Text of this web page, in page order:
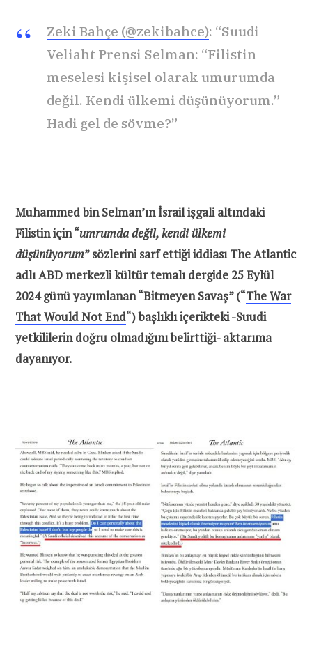
Zeki Bahçe (@zekibahce): “Suudi
Veliaht Prensi Selman: “Filistin
meselesi kişisel olarak umurumda
değil. Kendi ülkemi düşünüyorum.”
Hadi gel de sövme?”
Muhammed bin Selman’ın İsrail işgali altındaki
Filistin için “umrumda değil, kendi ülkemi
düşünüyorum” sözlerini sarf ettiği iddiası The Atlantic
adlı ABD merkezli kültür temalı dergide 25 Eylül
2024 günü yayımlanan “Bitmeyen Savaş” (“The War
That Would Not End“) başlıklı içerikteki -Suudi
yetkililerin doğru olmadığını belirttiği- aktarıma
dayanıyor.